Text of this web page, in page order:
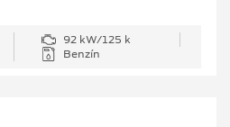
92 kW/125 k
Benzín